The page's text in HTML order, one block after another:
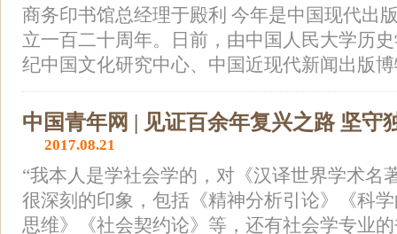
商务印书馆总经理于殿利 今年是中国现代
立一百二十周年。日前，由中国人民大学历
纪中国文化研究中心、中国近现代新闻出版
中国青年网 | 见证百余年复兴之路 坚守
2017.08.21
“我本人是学社会学的，对《汉译世界学术名
很深刻的印象，包括《精神分析引论》《科
思维》《社会契约论》等，还有社会学专业